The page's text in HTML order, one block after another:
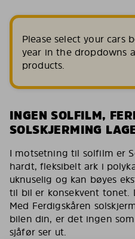
Please select your cars
year in the dropdowns
products.
INGEN SOLFILM,
SOLSKJERMING
I motsetning til solfilm er
hardt, fleksibelt ark i
uknuselig og kan bøyes
til bil er konsekvent tonet.
Med Ferdigskåren
bilen din, er det ingen
sjåfør ser ut.